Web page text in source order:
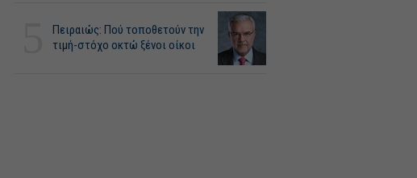
Πειραιώς: Πού τοποθετούν την
τιμή-στόχο οκτώ ξένοι οίκοι